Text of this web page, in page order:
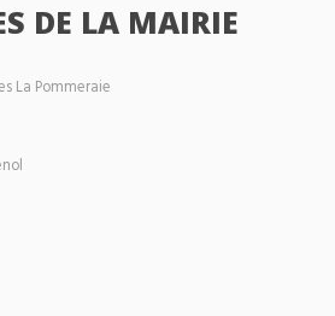
DE LA MAIRIE
La Pommeraie